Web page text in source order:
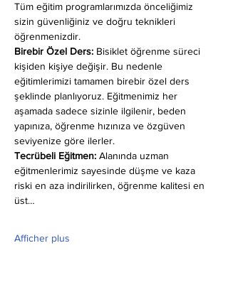
Tüm eğitim programlarımızda önceliğimiz
sizin güvenliğiniz ve doğru teknikleri
öğrenmenizdir.
Birebir Özel Ders: Bisiklet öğrenme süreci
kişiden kişiye değişir. Bu nedenle
eğitimlerimizi tamamen birebir özel ders
şeklinde planlıyoruz. Eğitmenimiz her
aşamada sadece sizinle ilgilenir, beden
yapınıza, öğrenme hızınıza ve özgüven
seviyenize göre ilerler.
Tecrübeli Eğitmen: Alanında uzman
eğitmenlerimiz sayesinde düşme ve kaza
riski en aza indirilirken, öğrenme kalitesi en
üst…
Afficher plus